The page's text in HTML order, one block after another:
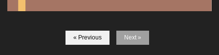
« Previous Next »